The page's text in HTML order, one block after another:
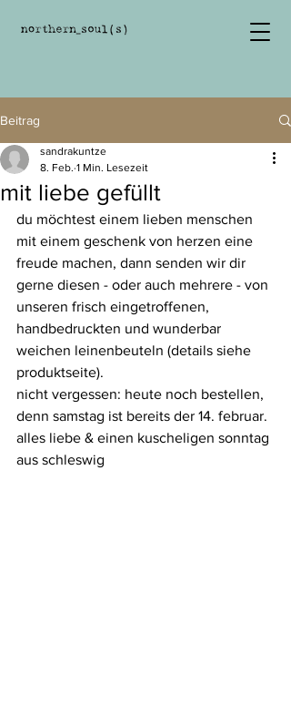
Beitrag
mit liebe gefüllt
sandrakuntze
8. Feb. 1 Min. Lesezeit
du möchtest einem lieben menschen
mit einem geschenk von herzen eine
freude machen, dann senden wir dir
gerne diesen - oder auch mehrere - von
unseren frisch eingetroffenen,
handbedruckten und wunderbar
weichen leinenbeuteln (details siehe
produktseite).
nicht vergessen: heute noch bestellen,
denn samstag ist bereits der 14. februar.
alles liebe & einen kuscheligen sonntag
aus schleswig